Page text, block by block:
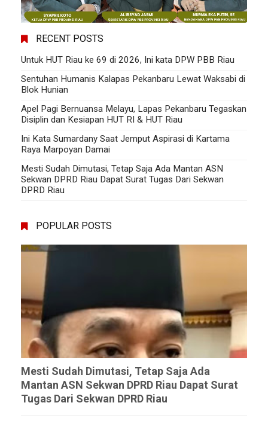
RECENT POSTS
Untuk HUT Riau ke 69 di 2026, Ini kata DPW PBB Riau
Sentuhan Humanis Kalapas Pekanbaru Lewat Waksabi di
Blok Hunian
Apel Pagi Bernuansa Melayu, Lapas Pekanbaru Tegaskan
Disiplin dan Kesiapan HUT RI & HUT Riau
Ini Kata Sumardany Saat Jemput Aspirasi di Kartama
Raya Marpoyan Damai
Mesti Sudah Dimutasi, Tetap Saja Ada Mantan ASN
Sekwan DPRD Riau Dapat Surat Tugas Dari Sekwan
DPRD Riau
POPULAR POSTS
Mesti Sudah Dimutasi, Tetap Saja Ada
Mantan ASN Sekwan DPRD Riau Dapat Surat
Tugas Dari Sekwan DPRD Riau